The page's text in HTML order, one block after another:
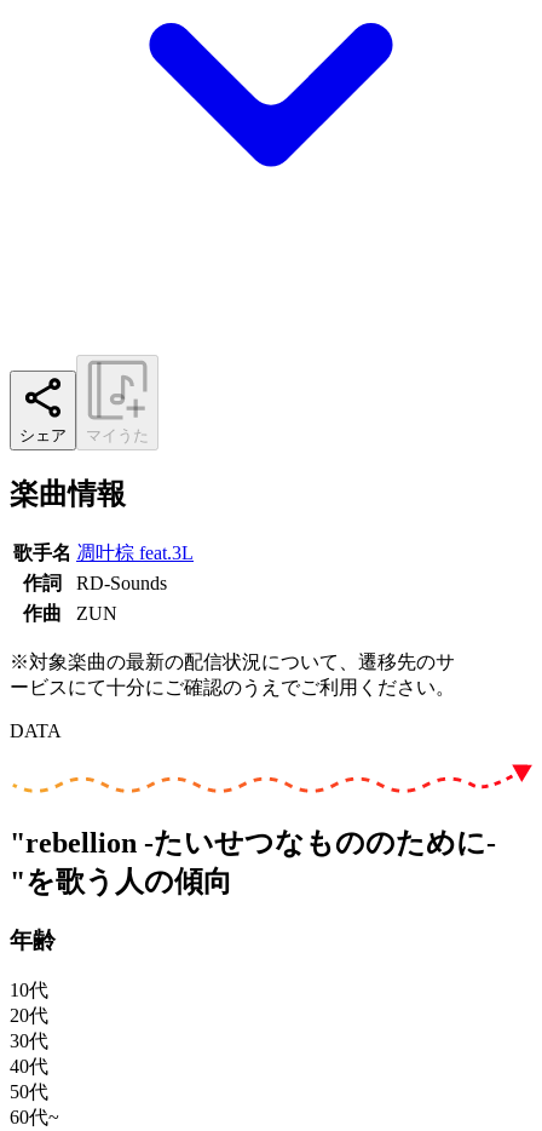
シェア マイうた
楽曲情報
歌手名 凋叶棕 feat.3L
作詞
RD-Sounds
作曲
ZUN
※対象楽曲の最新の配信状況について、遷移先のサ
ービスにて十分にご確認のうえでご利用ください。
DATA
"rebellion -たいせつなもののために-
"を歌う人の傾向
年齢
10代
20代
30代
40代
50代
60代~